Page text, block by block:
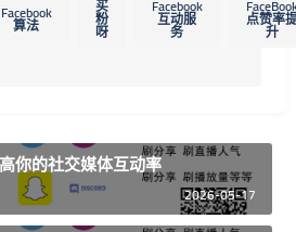
Facebook
算法
买
粉
呀
Facebook
互动服
务
点赞率
升
你的社交媒体互动率
2026-05-17